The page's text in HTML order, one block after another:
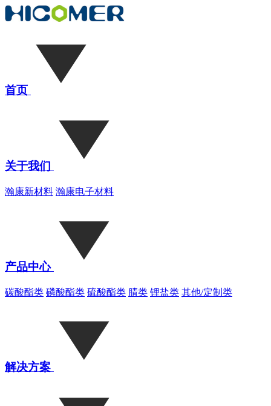
首页
关于我们
瀚康新材料 瀚康电子材料
产品中心
碳酸酯类 磷酸酯类 硫酸酯类 腈类 锂盐类 其他/定制类
解决方案